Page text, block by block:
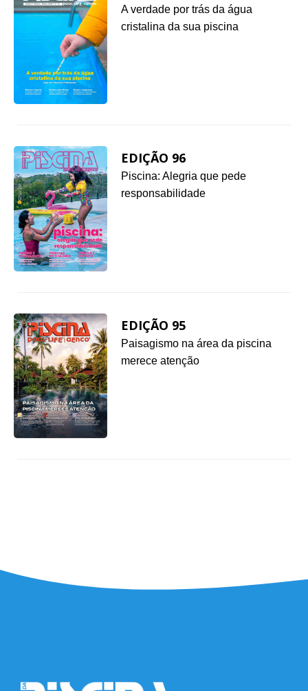
A verdade por trás da água
cristalina da sua piscina
EDIÇÃO 96
Piscina: Alegria que pede
responsabilidade
EDIÇÃO 95
Paisagismo na área da piscina
merece atenção